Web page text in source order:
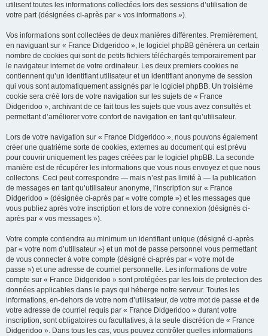
utilisent toutes les informations collectées lors des sessions d’utilisation de
votre part (désignées ci-après par « vos informations »).
Vos informations sont collectées de deux manières différentes. Premièrement,
en naviguant sur « France Didgeridoo », le logiciel phpBB génèrera un certain
nombre de cookies qui sont de petits fichiers téléchargés temporairement par
le navigateur internet de votre ordinateur. Les deux premiers cookies ne
contiennent qu’un identifiant utilisateur et un identifiant anonyme de session
qui vous sont automatiquement assignés par le logiciel phpBB. Un troisième
cookie sera créé lors de votre navigation sur les sujets de « France
Didgeridoo », archivant de ce fait tous les sujets que vous avez consultés et
permettant d’améliorer votre confort de navigation en tant qu’utilisateur.
Lors de votre navigation sur « France Didgeridoo », nous pouvons également
créer une quatrième sorte de cookies, externes au document qui est prévu
pour couvrir uniquement les pages créées par le logiciel phpBB. La seconde
manière est de récupérer les informations que vous nous envoyez et que nous
collectons. Ceci peut correspondre — mais n’est pas limité à — la publication
de messages en tant qu’utilisateur anonyme, l’inscription sur « France
Didgeridoo » (désignée ci-après par « votre compte ») et les messages que
vous publiez après votre inscription et lors de votre connexion (désignés ci-
après par « vos messages »).
Votre compte contiendra au minimum un identifiant unique (désigné ci-après
par « votre nom d’utilisateur ») et un mot de passe personnel vous permettant
de vous connecter à votre compte (désigné ci-après par « votre mot de
passe ») et une adresse de courriel personnelle. Les informations de votre
compte sur « France Didgeridoo » sont protégées par les lois de protection des
données applicables dans le pays qui héberge notre serveur. Toutes les
informations, en-dehors de votre nom d’utilisateur, de votre mot de passe et de
votre adresse de courriel requis par « France Didgeridoo » durant votre
inscription, sont obligatoires ou facultatives, à la seule discrétion de « France
Didgeridoo ». Dans tous les cas, vous pouvez contrôler quelles informations